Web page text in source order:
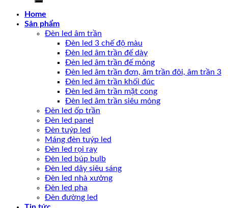
Home
Sản phẩm
Đèn led âm trần
Đèn led 3 chế độ màu
Đèn led âm trần đế dày
Đèn led âm trần đế mỏng
Đèn led âm trần đơn, âm trần đôi, âm trần 3
Đèn led âm trần khối đúc
Đèn led âm trần mặt cong
Đèn led âm trần siêu mỏng
Đèn led ốp trần
Đèn led panel
Đèn tuýp led
Máng đèn tuýp led
Đèn led rọi ray
Đèn led búp bulb
Đèn led dây siêu sáng
Đèn led nhà xưởng
Đèn led pha
Đèn đường led